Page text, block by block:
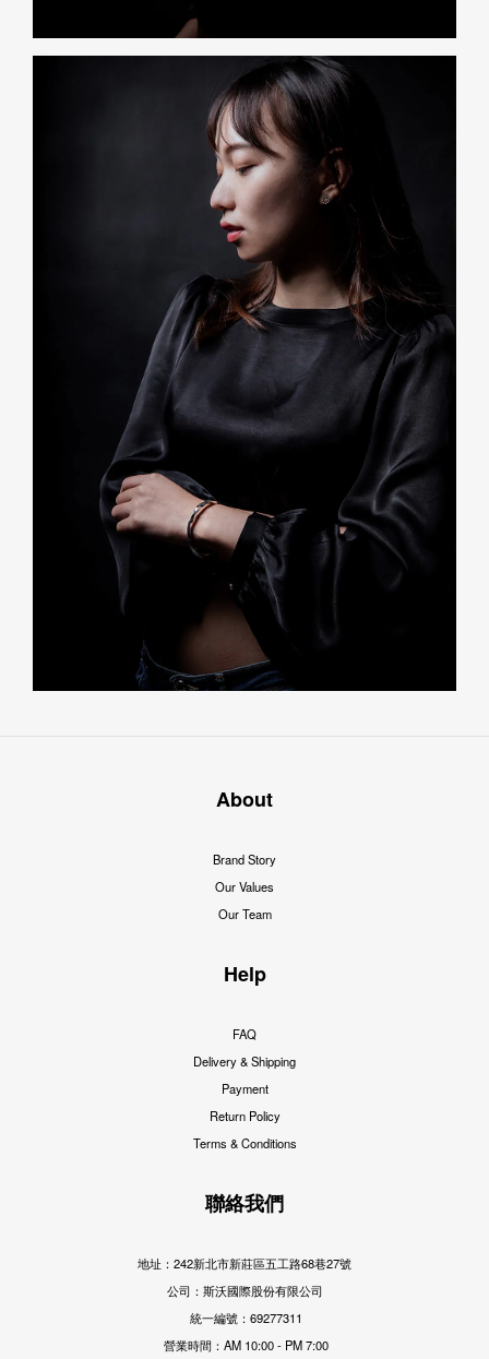
About
Brand Story
Our Values
Our Team
Help
FAQ
Delivery & Shipping
Payment
Return Policy
Terms & Conditions
聯絡我們
地址：242新北市新莊區五工路68巷27號
公司：斯沃國際股份有限公司
統一編號：69277311
營業時間：AM 10:00 - PM 7:00